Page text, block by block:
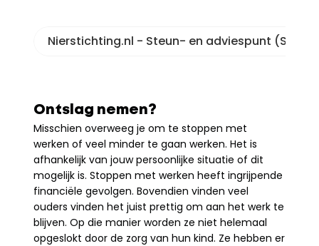
Nierstichting.nl - Steun- en adviespunt (STAP)
Ontslag nemen?
Misschien overweeg je om te stoppen met
werken of veel minder te gaan werken. Het is
afhankelijk van jouw persoonlijke situatie of dit
mogelijk is. Stoppen met werken heeft ingrijpende
financiële gevolgen. Bovendien vinden veel
ouders vinden het juist prettig om aan het werk te
blijven. Op die manier worden ze niet helemaal
opgeslokt door de zorg van hun kind. Ze hebben er